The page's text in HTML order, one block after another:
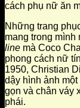
cách phụ nữ ăn
Những trang
mang trong
line mà Coco
phong cách nữ
1950, Christian
dậy hình ảnh
gọn và chân váy
phái.